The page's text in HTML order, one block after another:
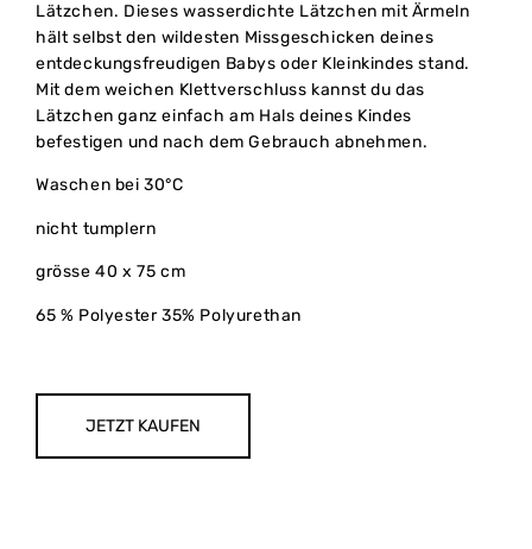
Lätzchen. Dieses wasserdichte Lätzchen mit Ärmeln
hält selbst den wildesten Missgeschicken deines
entdeckungsfreudigen Babys oder Kleinkindes stand.
Mit dem weichen Klettverschluss kannst du das
Lätzchen ganz einfach am Hals deines Kindes
befestigen und nach dem Gebrauch abnehmen.
Waschen bei 30°C
nicht tumplern
grösse 40 x 75 cm
65 % Polyester 35% Polyurethan
JETZT KAUFEN